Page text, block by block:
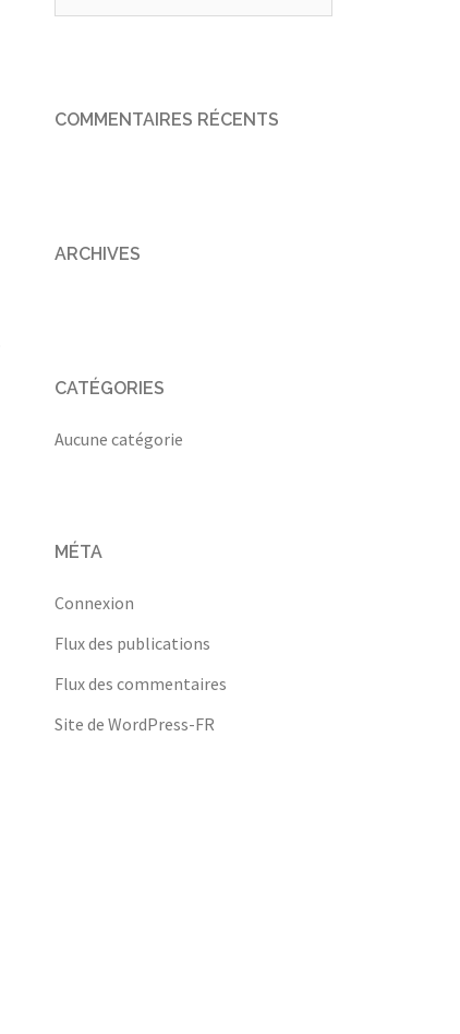
COMMENTAIRES RÉCENTS
ARCHIVES
CATÉGORIES
Aucune catégorie
MÉTA
Connexion
Flux des publications
Flux des commentaires
Site de WordPress-FR